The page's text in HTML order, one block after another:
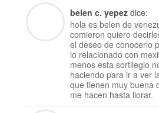
belen c. yepez dice:
hola es belen de
comieron quiero
el deseo de conocerlo
lo relacionado con
menos esta sortilegio
haciendo para ir a ver
que tienen muy buena
me hacen hasta llorar.